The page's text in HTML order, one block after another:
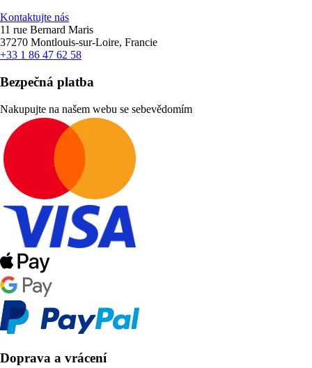
Kontaktujte nás
11 rue Bernard Maris
37270 Montlouis-sur-Loire, Francie
+33 1 86 47 62 58
Bezpečná platba
Nakupujte na našem webu se sebevědomím
Doprava a vrácení